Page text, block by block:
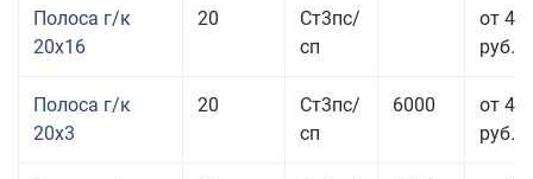
Полоса г/к
20x16
20
Ст3пс/
сп
от 48
руб.
Полоса г/к
20x3
20
Ст3пс/
сп
6000
от 47
руб.